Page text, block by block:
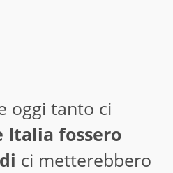
oggi tanto ci
Italia fossero
ci metterebbero